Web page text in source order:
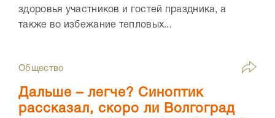
здоровья участников и гостей праздника, а
также во избежание тепловых...
Общество
Дальше – легче? Синоптик
рассказал, скоро ли Волгоград